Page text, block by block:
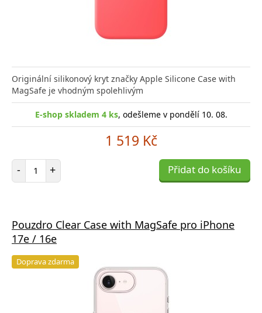
Originální silikonový kryt značky Apple Silicone Case with
MagSafe je vhodným spolehlivým
E-shop skladem 4 ks, odešleme v pondělí 10. 08.
1 519 Kč
- Počet položek
+ Přidat do košíku
Pouzdro Clear Case with MagSafe pro iPhone
17e / 16e
Doprava zdarma